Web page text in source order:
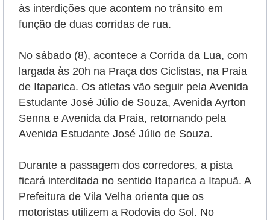
às interdições que acontem no trânsito em
função de duas corridas de rua.
No sábado (8), acontece a Corrida da Lua, com
largada às 20h na Praça dos Ciclistas, na Praia
de Itaparica. Os atletas vão seguir pela Avenida
Estudante José Júlio de Souza, Avenida Ayrton
Senna e Avenida da Praia, retornando pela
Avenida Estudante José Júlio de Souza.
Durante a passagem dos corredores, a pista
ficará interditada no sentido Itaparica a Itapuã. A
Prefeitura de Vila Velha orienta que os
motoristas utilizem a Rodovia do Sol. No